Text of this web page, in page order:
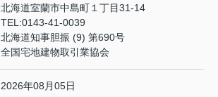
北海道室蘭市中島町１丁目31-14
TEL:0143-41-0039
北海道知事胆振 (9) 第690号
全国宅地建物取引業協会
2026年08月05日